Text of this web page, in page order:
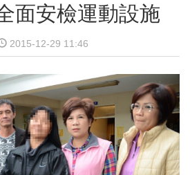
面安檢運動設施
2015-12-29 11:46